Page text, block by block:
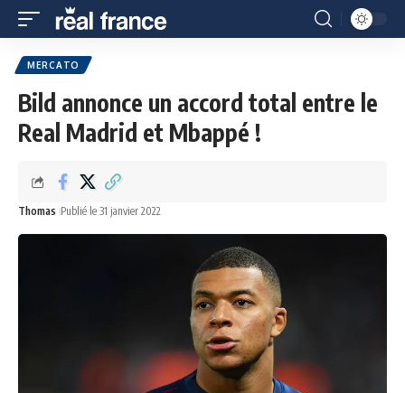
MERCATO
Bild annonce un accord total entre le
Real Madrid et Mbappé !
Thomas Publié le 31 janvier 2022